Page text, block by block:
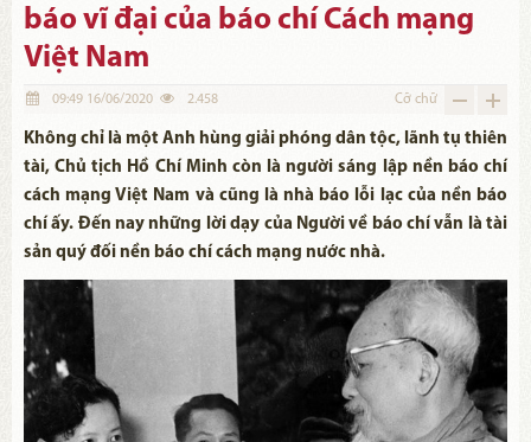
báo vĩ đại của báo chí Cách mạng
Việt Nam
09:49 16/06/2020 2.458 Cỡ chữ
Không chỉ là một Anh hùng giải phóng dân tộc, lãnh tụ thiên
tài, Chủ tịch Hồ Chí Minh còn là người sáng lập nền báo chí
cách mạng Việt Nam và cũng là nhà báo lỗi lạc của nền báo
chí ấy. Đến nay những lời dạy của Người về báo chí vẫn là tài
sản quý đối nền báo chí cách mạng nước nhà.